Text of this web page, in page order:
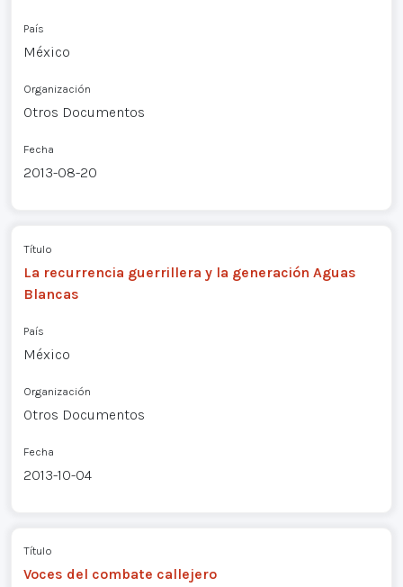
País
México
Organización
Otros Documentos
Fecha
2013-08-20
Título
La recurrencia guerrillera y la generación Aguas
Blancas
País
México
Organización
Otros Documentos
Fecha
2013-10-04
Título
Voces del combate callejero